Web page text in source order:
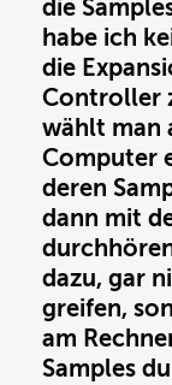
die
habe ich
die
Controller
wählt man
Computer
deren
dann mit
dazu, gar
greifen,
am
Samples